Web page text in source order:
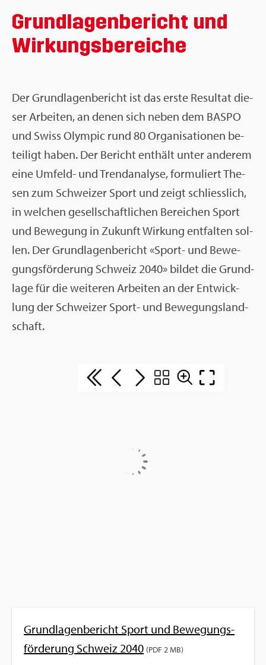
Grund­la­gen­be­richt und
Wir­kungs­be­rei­che
Der Grund­la­gen­be­richt ist das erste Re­sul­tat die­
ser Ar­bei­ten, an denen sich neben dem BASPO
und Swiss Olym­pic rund 80 Or­ga­ni­sa­tio­nen be­
tei­ligt haben. Der Be­richt ent­hält unter an­de­rem
eine Um­feld- und Trend­ana­ly­se, for­mu­liert The­
sen zum Schwei­zer Sport und zeigt schliess­lich,
in wel­chen ge­sell­schaft­li­chen Be­rei­chen Sport
und Be­we­gung in Zu­kunft Wir­kung ent­fal­ten sol­
len. Der Grund­la­gen­be­richt «Sport- und Be­we­
gungs­för­de­rung Schweiz 2040» bil­det die Grund­
la­ge für die wei­te­ren Ar­bei­ten an der Ent­wick­
lung der Schwei­zer Sport- und Be­we­gungs­land­
schaft.
Grund­la­gen­be­richt Sport und Be­we­gungs­
för­de­rung Schweiz 2040 (PDF 2 MB)